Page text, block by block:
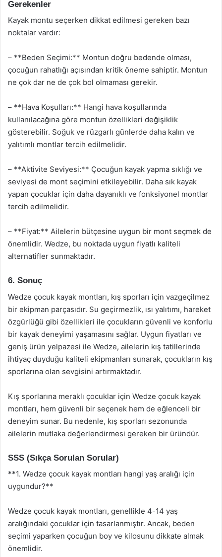
Gerekenler
Kayak montu seçerken dikkat edilmesi gereken bazı
noktalar vardır:
– **Beden Seçimi:** Montun doğru bedende olması,
çocuğun rahatlığı açısından kritik öneme sahiptir. Montun
ne çok dar ne de çok bol olmaması gerekir.
– **Hava Koşulları:** Hangi hava koşullarında
kullanılacağına göre montun özellikleri değişiklik
gösterebilir. Soğuk ve rüzgarlı günlerde daha kalın ve
yalıtımlı montlar tercih edilmelidir.
– **Aktivite Seviyesi:** Çocuğun kayak yapma sıklığı ve
seviyesi de mont seçimini etkileyebilir. Daha sık kayak
yapan çocuklar için daha dayanıklı ve fonksiyonel montlar
tercih edilmelidir.
– **Fiyat:** Ailelerin bütçesine uygun bir mont seçmek de
önemlidir. Wedze, bu noktada uygun fiyatlı kaliteli
alternatifler sunmaktadır.
6. Sonuç
Wedze çocuk kayak montları, kış sporları için vazgeçilmez
bir ekipman parçasıdır. Su geçirmezlik, ısı yalıtımı, hareket
özgürlüğü gibi özellikleri ile çocukların güvenli ve konforlu
bir kayak deneyimi yaşamasını sağlar. Uygun fiyatları ve
geniş ürün yelpazesi ile Wedze, ailelerin kış tatillerinde
ihtiyaç duyduğu kaliteli ekipmanları sunarak, çocukların kış
sporlarına olan sevgisini artırmaktadır.
Kış sporlarına meraklı çocuklar için Wedze çocuk kayak
montları, hem güvenli bir seçenek hem de eğlenceli bir
deneyim sunar. Bu nedenle, kış sporları sezonunda
ailelerin mutlaka değerlendirmesi gereken bir üründür.
SSS (Sıkça Sorulan Sorular)
**1. Wedze çocuk kayak montları hangi yaş aralığı için
uygundur?**
Wedze çocuk kayak montları, genellikle 4-14 yaş
aralığındaki çocuklar için tasarlanmıştır. Ancak, beden
seçimi yaparken çocuğun boy ve kilosunu dikkate almak
önemlidir.